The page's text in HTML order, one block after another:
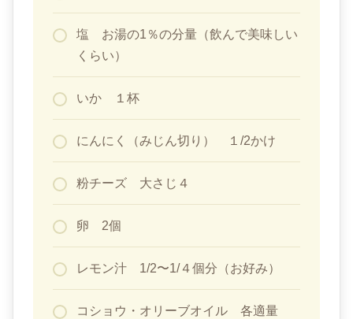
塩 お湯の1％の分量（飲んで美味しい
くらい）
いか １杯
にんにく（みじん切り） １/2かけ
粉チーズ 大さじ４
卵 2個
レモン汁 1/2〜1/４個分（お好み）
コショウ・オリーブオイル 各適量